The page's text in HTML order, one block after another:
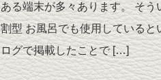
ある端末が多々あります。 そ
割型 お風呂でも使用している
ログで掲載したことで […]